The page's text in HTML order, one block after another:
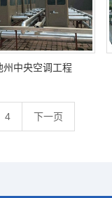
州中央空调工程
4 下一页